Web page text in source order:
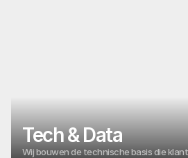
Tech & Data
Wij bouwen de technische basis die